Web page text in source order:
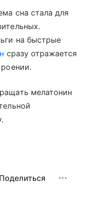
сна стала для
на быстрые
сразу отражается
мелатонин
Поделиться